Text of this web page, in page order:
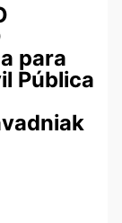
para
Pública